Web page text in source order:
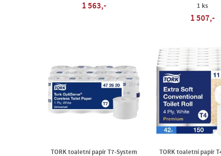
1 563,-
1 ks
1 507,-
TORK toaletní papír T7-System
TORK toaletní papír